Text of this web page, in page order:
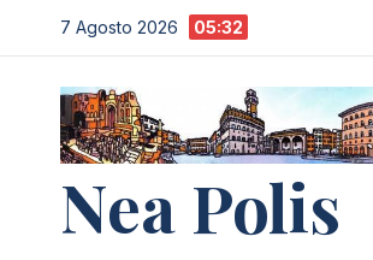
al
contenuto
7 Agosto 2026 05:32
Nea Polis